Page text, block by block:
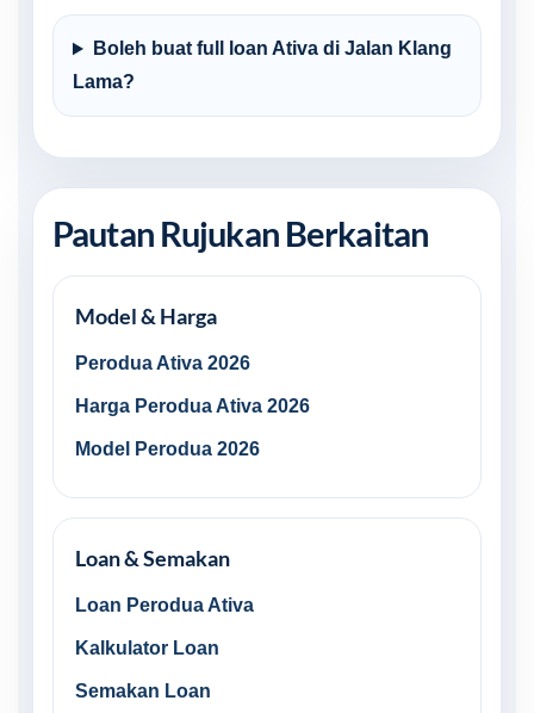
Boleh buat full loan Ativa di Jalan Klang
Lama?
Pautan Rujukan Berkaitan
Model & Harga
Perodua Ativa 2026
Harga Perodua Ativa 2026
Model Perodua 2026
Loan & Semakan
Loan Perodua Ativa
Kalkulator Loan
Semakan Loan